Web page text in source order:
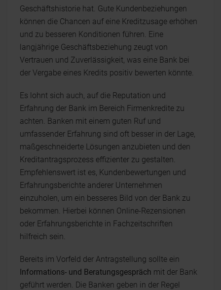
Geschäftshistorie hat. Gute Kundenbeziehungen
können die Chancen auf eine Kreditzusage erhöhen
und zu besseren Konditionen führen. Eine
langjährige Geschäftsbeziehung zeugt von
Vertrauen und Zuverlässigkeit, was eine Bank bei
der Vergabe eines Kredits positiv bewerten könnte.
Es lohnt sich auch, auf die Reputation und
Erfahrung der Bank im Bereich Firmenkredite zu
achten. Banken mit einem guten Ruf und
umfassender Erfahrung sind oft besser in der Lage,
maßgeschneiderte Lösungen anzubieten und den
Kreditantragsprozess effizienter zu gestalten.
Empfehlenswert ist es, Kundenbewertungen und
Erfahrungsberichte anderer Unternehmen
einzuholen, um ein besseres Bild von der Bank zu
bekommen. Hierbei können Online-Rezensionen
oder Erfahrungsberichte in Fachzeitschriften
hilfreich sein.
Bereits im Vorfeld der Antragstellung sollte ein
Informations- und Beratungsgespräch mit der Bank
geführt werden. Die Banken geben in der Regel